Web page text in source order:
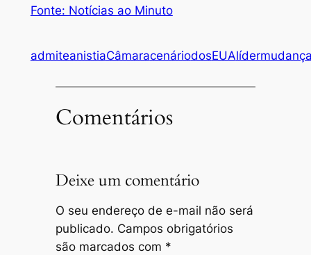
Fonte: Notícias ao Minuto
admiteanistiaCâmaracenáriodosEUAlíder
Comentários
Deixe um comentário
O seu endereço de e-mail não será
publicado. Campos obrigatórios
são marcados com *